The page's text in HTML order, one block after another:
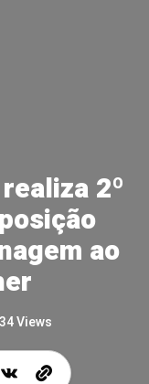
2º
ao
34 Views